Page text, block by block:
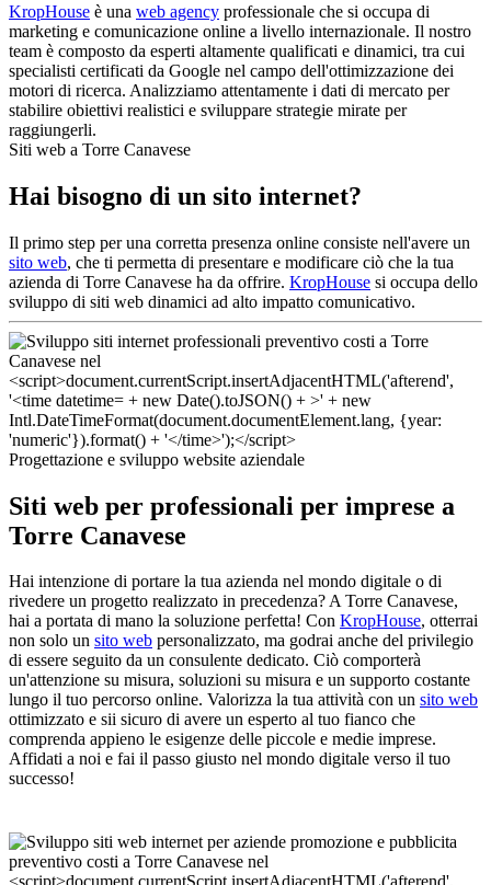
KropHouse è una web agency professionale che si occupa di
marketing e comunicazione online a livello internazionale. Il nostro
team è composto da esperti altamente qualificati e dinamici, tra cui
specialisti certificati da Google nel campo dell'ottimizzazione dei
motori di ricerca. Analizziamo attentamente i dati di mercato per
stabilire obiettivi realistici e sviluppare strategie mirate per
raggiungerli.
Siti web a Torre Canavese
Hai bisogno di un sito internet?
Il primo step per una corretta presenza online consiste nell'avere un
sito web, che ti permetta di presentare e modificare ciò che la tua
azienda di Torre Canavese ha da offrire. KropHouse si occupa dello
sviluppo di siti web dinamici ad alto impatto comunicativo.
Progettazione e sviluppo website aziendale
Siti web per professionali per imprese a
Torre Canavese
Hai intenzione di portare la tua azienda nel mondo digitale o di
rivedere un progetto realizzato in precedenza? A Torre Canavese,
hai a portata di mano la soluzione perfetta! Con KropHouse, otterrai
non solo un sito web personalizzato, ma godrai anche del privilegio
di essere seguito da un consulente dedicato. Ciò comporterà
un'attenzione su misura, soluzioni su misura e un supporto costante
lungo il tuo percorso online. Valorizza la tua attività con un sito web
ottimizzato e sii sicuro di avere un esperto al tuo fianco che
comprenda appieno le esigenze delle piccole e medie imprese.
Affidati a noi e fai il passo giusto nel mondo digitale verso il tuo
successo!